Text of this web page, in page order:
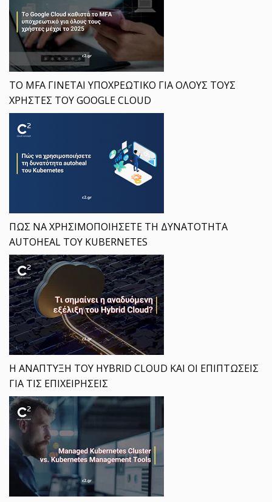
ΤΟ MFA ΓΙΝΕΤΑΙ ΥΠΟΧΡΕΩΤΙΚΟ ΓΙΑ ΟΛΟΥΣ ΤΟΥΣ
ΧΡΗΣΤΕΣ ΤΟΥ GOOGLE CLOUD
ΠΩΣ ΝΑ ΧΡΗΣΙΜΟΠΟΙΗΣΕΤΕ ΤΗ ΔΥΝΑΤΟΤΗΤΑ
AUTOHEAL ΤΟΥ KUBERNETES
Η ΑΝΑΠΤΥΞΗ ΤΟΥ HYBRID CLOUD ΚΑΙ ΟΙ ΕΠΙΠΤΩΣΕΙΣ
ΓΙΑ ΤΙΣ ΕΠΙΧΕΙΡΗΣΕΙΣ